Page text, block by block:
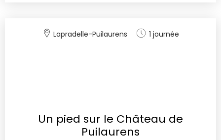
Lapradelle-Puilaurens 1 journée
Un pied sur le Château de
Puilaurens